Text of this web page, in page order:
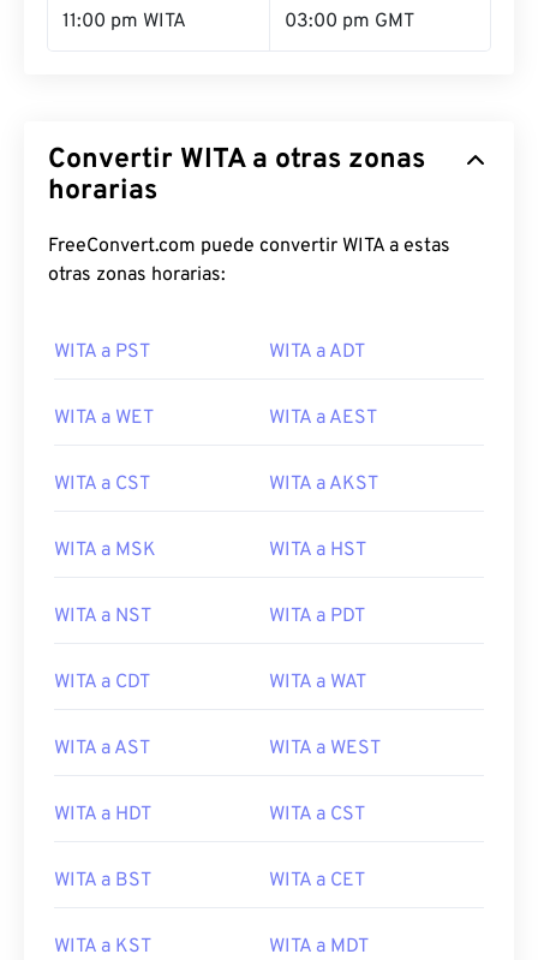
11:00 pm WITA 03:00 pm GMT
Convertir WITA a otras zonas
horarias
FreeConvert.com puede convertir WITA a estas
otras zonas horarias:
WITA a PST WITA a ADT
WITA a WET WITA a AEST
WITA a CST WITA a AKST
WITA a MSK WITA a HST
WITA a NST WITA a PDT
WITA a CDT WITA a WAT
WITA a AST WITA a WEST
WITA a HDT WITA a CST
WITA a BST WITA a CET
WITA a KST WITA a MDT